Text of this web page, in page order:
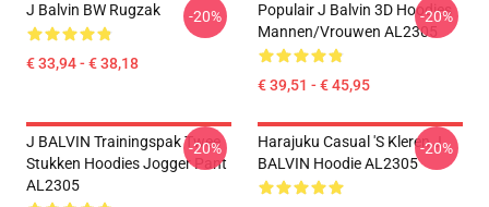
J Balvin BW Rugzak
€ 33,94 - € 38,18
-20%
Populair J Balvin 3D Hoodies
Mannen/vrouwen AL2305
€ 39,51 - € 45,95
-20%
J BALVIN Trainingspak Twee
Stukken Hoodies Jogger Pant
AL2305
-20%
Harajuku Casual 's Kleren J
BALVIN Hoodie AL2305
-20%